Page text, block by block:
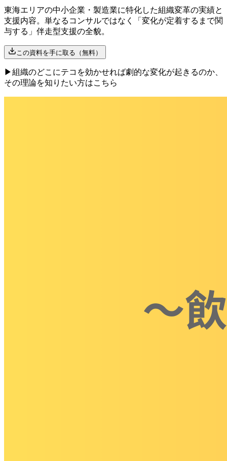
東海エリアの中小企業・製造業に特化した組織変革の実績と
支援内容。単なるコンサルではなく「変化が定着するまで関
与する」伴走型支援の全貌。
この資料を手に取る（無料）
▶組織のどこにテコを効かせれば劇的な変化が起きるのか、
その理論を知りたい方はこちら